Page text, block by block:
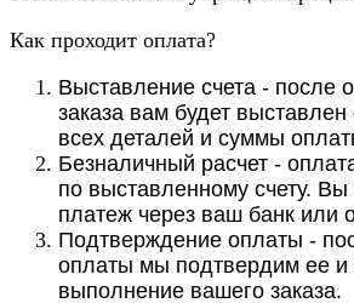
Как проходит оплата?
Выставление счета - после
заказа вам будет выставлен
всех деталей и суммы
Безналичный расчет -
по выставленному счету.
платеж через ваш банк или
Подтверждение оплаты -
оплаты мы подтвердим ее и
выполнение вашего заказа.